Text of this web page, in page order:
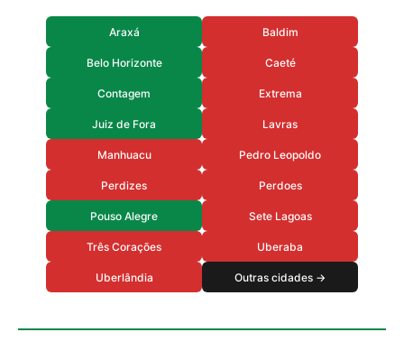
Araxá Baldim
Belo Horizonte Caeté
Contagem Extrema
Juiz de Fora Lavras
Manhuacu Pedro Leopoldo
Perdizes Perdoes
Pouso Alegre Sete Lagoas
Três Corações Uberaba
Uberlândia Outras cidades →